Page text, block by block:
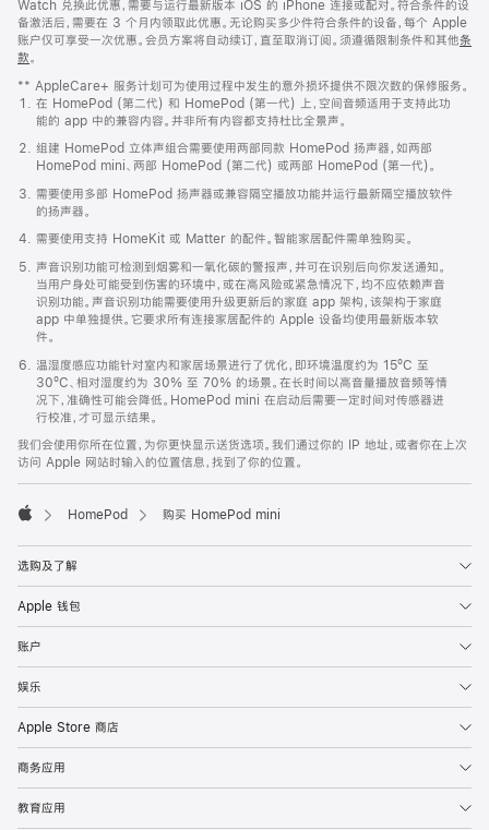
Watch 兑换此优惠，需要与运行最新版本 iOS 的 iPhone 连接或配对。符合条件的设
备激活后，需要在 3 个月内领取此优惠。无论购买多少件符合条件的设备，每个 Apple
账户仅可享受一次优惠。会员方案将自动续订，直至取消订阅。须遵循限制条件和其他条
款。
窗
口
中
打
开)
** AppleCare+ 服务计划可为使用过程中发生的意外损坏提供不限次数的保修服务。
在 HomePod (第二代) 和 HomePod (第一代) 上，空间音频适用于支持此功
能的 app 中的兼容内容。并非所有内容都支持杜比全景声。
组建 HomePod 立体声组合需要使用两部同款 HomePod 扬声器，如两部
HomePod mini、两部 HomePod (第二代) 或两部 HomePod (第一代)。
需要使用多部 HomePod 扬声器或兼容隔空播放功能并运行最新隔空播放软件
的扬声器。
需要使用支持 HomeKit 或 Matter 的配件。智能家居配件需单独购买。
声音识别功能可检测到烟雾和一氧化碳的警报声，并可在识别后向你发送通知。
当用户身处可能受到伤害的环境中，或在高风险或紧急情况下，均不应依赖声音
识别功能。声音识别功能需要使用升级更新后的家庭 app 架构，该架构于家庭
app 中单独提供。它要求所有连接家居配件的 Apple 设备均使用最新版本软
件。
温湿度感应功能针对室内和家居场景进行了优化，即环境温度约为 15ºC 至
30ºC、相对湿度约为 30% 至 70% 的场景。在长时间以高音量播放音频等情
况下，准确性可能会降低。HomePod mini 在启动后需要一定时间对传感器进
行校准，才可显示结果。
我们会使用你所在位置，为你更快显示送货选项。我们通过你的 IP 地址，或者你在上次
访问 Apple 网站时输入的位置信息，找到了你的位置。
HomePod 购买 HomePod mini
选购及了解
Apple 钱包
账户
娱乐
Apple Store 商店
商务应用
教育应用